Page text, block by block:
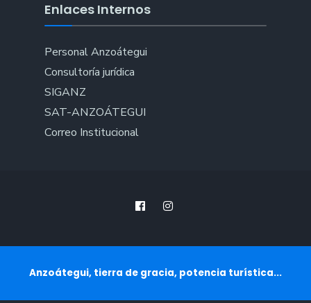
Enlaces Internos
Personal Anzoátegui
Consultoría jurídica
SIGANZ
SAT-ANZOÁTEGUI
Correo Institucional
Anzoátegui, tierra de gracia, potencia turística...